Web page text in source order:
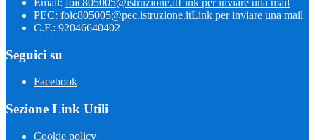
Email: foic805005@istruzione.itLink per inviare una mail
PEC: foic805005@pec.istruzione.itLink per inviare una mail
C.F.: 92046640402
Seguici su
Facebook
Sezione Link Utili
Cookie policy